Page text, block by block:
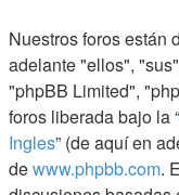
Nuestros foros están
adelante "ellos",
"phpBB Limited",
foros liberada bajo la “
Ingles” (de aquí en
dewww.phpbb.com.